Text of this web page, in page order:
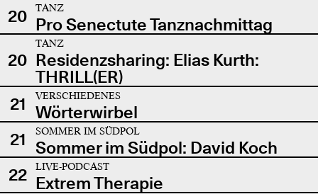
20
TANZ
Pro Senectute Tanznachmittag
20
TANZ
Residenzsharing: Elias Kurth:
THRILL(ER)
21
VERSCHIEDENES
Wörterwirbel
21
SOMMER IM SÜDPOL
Sommer im Südpol: David Koch
22
LIVE-PODCAST
Extrem Therapie